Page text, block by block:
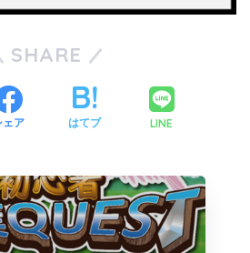
SHARE
ェア はてブ LINE